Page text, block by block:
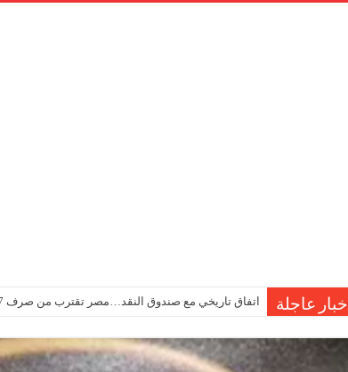
أخبار عاجلة اتفاق تاريخي مع صندوق النقد…مصر تقترب من صرف 2.7 مليار دولار بعد إتمام المراجعتين